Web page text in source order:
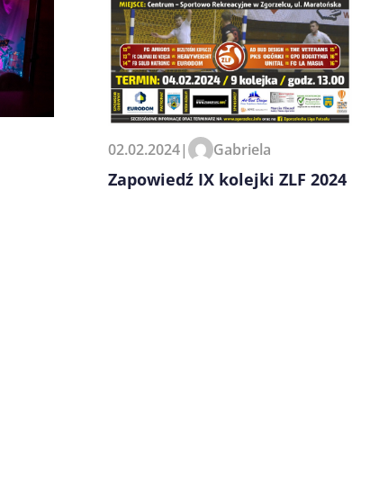
02.02.2024| Gabriela
Zapowiedź IX kolejki ZLF 2024